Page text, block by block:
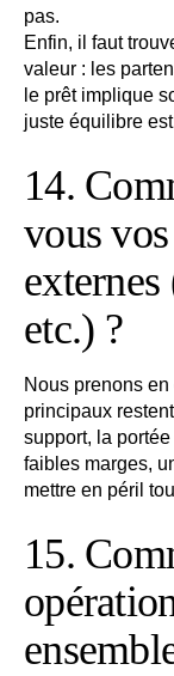
pas.
Enfin, il faut
valeur : les
le prêt implique
juste équilibre
14.
vous
etc.) ?
Nous prenons
principaux
support, la
faibles marges,
mettre en péril
15.